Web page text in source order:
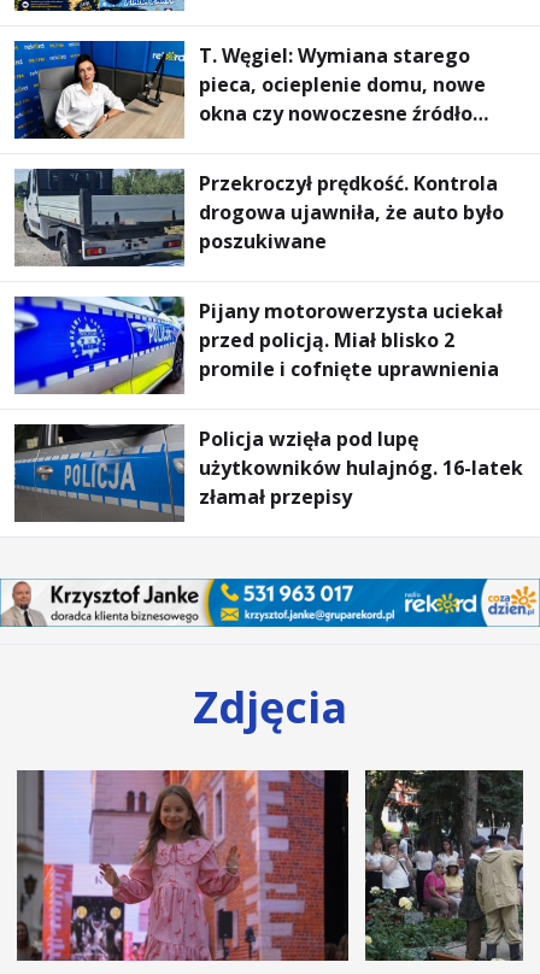
T. Węgiel: Wymiana starego
pieca, ocieplenie domu, nowe
okna czy nowoczesne źródło
rachunki za energię, lepszy
komfort życia i... czystsze
powietrze
Przekroczył prędkość. Kontrola
drogowa ujawniła, że auto było
poszukiwane
Pijany motorowerzysta uciekał
przed policją. Miał blisko 2
promile i cofnięte uprawnienia
Policja wzięła pod lupę
użytkowników hulajnóg. 16-latek
złamał przepisy
Zdjęcia